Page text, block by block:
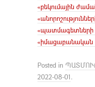
«բեկումային
«պատմագետների
«իմացաբանական
Posted in
2022-08-01.